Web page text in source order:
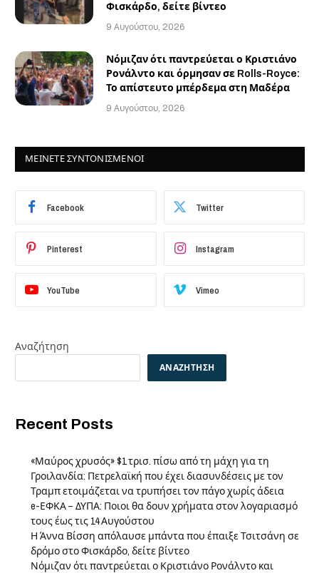
Φισκάρδο, δείτε βίντεο
9 Αυγούστου, 2026
Νόμιζαν ότι παντρεύεται ο Κριστιάνο
Ρονάλντο και όρμησαν σε Rolls-Royce:
Το απίστευτο μπέρδεμα στη Μαδέρα
9 Αυγούστου, 2026
ΜΕΙΝΕΤΕ ΣΥΝΤΟΝΙΣΜΕΝΟΙ
Facebook Twitter
Pinterest Instagram
YouTube Vimeo
Αναζήτηση
ΑΝΑΖΉΤΗΣΗ
Recent Posts
«Μαύρος χρυσός» $1 τρισ. πίσω από τη μάχη για τη
Γροιλανδία: Πετρελαϊκή που έχει διασυνδέσεις με τον
Τραμπ ετοιμάζεται να τρυπήσει τον πάγο χωρίς άδεια
e-ΕΦΚΑ – ΔΥΠΑ: Ποιοι θα δουν χρήματα στον λογαριασμό
τους έως τις 14 Αυγούστου
Η Άννα Βίσση απόλαυσε μπάντα που έπαιξε Τσιτσάνη σε
δρόμο στο Φισκάρδο, δείτε βίντεο
Νόμιζαν ότι παντρεύεται ο Κριστιάνο Ρονάλντο και